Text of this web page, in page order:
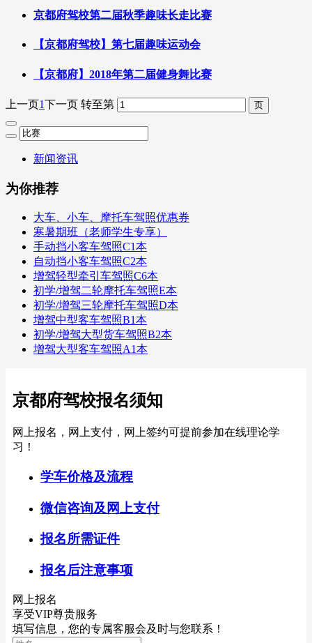
京都府驾校第二届秋季趣味长走比赛
【京都府驾校】第七届趣味运动会
【京都府】2018年第二届健身舞比赛
上一页1下一页 转至第
新闻资讯
为你推荐
大车、小车、摩托车驾照优惠券
寒暑期班（老师学生专享）
手动挡小客车驾照C1本
自动挡小客车驾照C2本
增驾轻型牵引车驾照C6本
初学/增驾二轮摩托车驾照E本
初学/增驾三轮摩托车驾照D本
增驾中型客车驾照B1本
初学/增驾大型货车驾照B2本
增驾大型客车驾照A1本
京都府驾校报名须知
网上报名，网上支付，网上签约可提前参加在线理论学
习！
学车价格及流程
微信咨询及网上支付
报名所需证件
报名后注意事项
网上报名
享受VIP尊贵服务
填写信息，您的专属客服会及时与您联系！